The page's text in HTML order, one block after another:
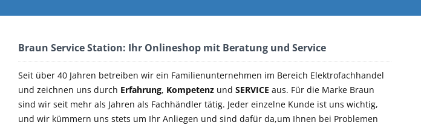
Braun Service Station: Ihr Onlineshop mit Beratung und Service
Seit über 40 Jahren betreiben wir ein Familienunternehmen im Bereich Elektrofachhandel
und zeichnen uns durch Erfahrung, Kompetenz und SERVICE aus. Für die Marke Braun
sind wir seit mehr als Jahren als Fachhändler tätig. Jeder einzelne Kunde ist uns wichtig,
und wir kümmern uns stets um Ihr Anliegen und sind dafür da,um Ihnen bei Problemen